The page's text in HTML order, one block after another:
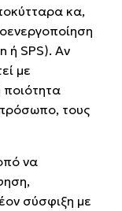
κα,
ή SPS). Αν
με
ποιότητα
τους
να
σύσφιξη με